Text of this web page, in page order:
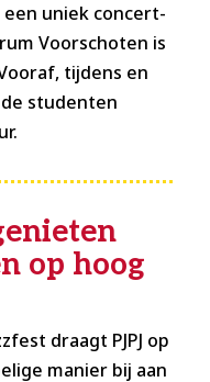
een uniek concert-
Voorschoten is
tijdens en
studenten
op hoog
draagt PJPJ op
manier bij aan